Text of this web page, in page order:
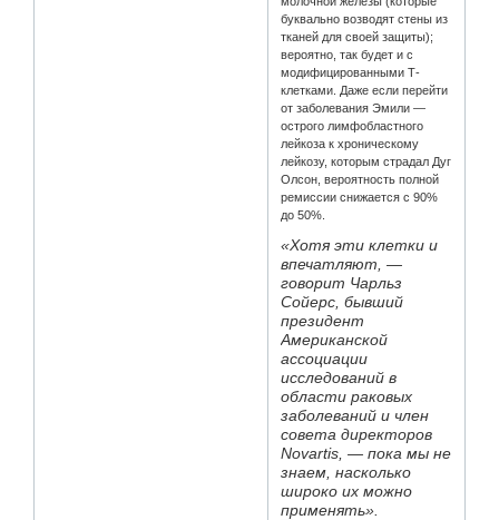
буквально возводят стены из
тканей для своей защиты);
вероятно, так будет и с
модифицированными Т-
клетками. Даже если перейти
от заболевания Эмили —
острого лимфобластного
лейкоза к хроническому
лейкозу, которым страдал Дуг
Олсон, вероятность полной
ремиссии снижается с 90%
до 50%.
«Хотя эти клетки и
впечатляют, —
говорит Чарльз
Сойерс, бывший
президент
Американской
ассоциации
исследований в
области раковых
заболеваний и член
совета директоров
Novartis, — пока мы не
знаем, насколько
широко их можно
применять».